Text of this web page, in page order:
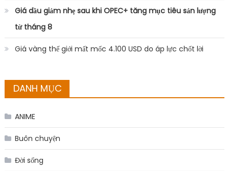
Giá dầu giảm nhẹ sau khi OPEC+ tăng mục tiêu sản lượng
từ tháng 8
Giá vàng thế giới mất mốc 4.100 USD do áp lực chốt lời
DANH MỤC
ANIME
Buôn chuyện
Đời sống